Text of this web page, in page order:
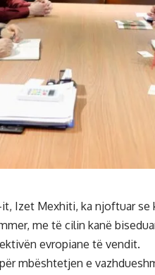
Izet Mexhiti, ka njoftuar
me të cilin kanë
evropiane të vendit.
mbështetjen e